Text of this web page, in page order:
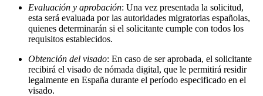
Evaluación y aprobación: Una vez presentada la solicitud,
esta será evaluada por las autoridades migratorias españolas,
quienes determinarán si el solicitante cumple con todos los
requisitos establecidos.
Obtención del visado: En caso de ser aprobada, el solicitante
recibirá el visado de nómada digital, que le permitirá residir
legalmente en España durante el período especificado en el
visado.